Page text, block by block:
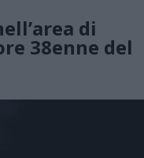
di
38enne del